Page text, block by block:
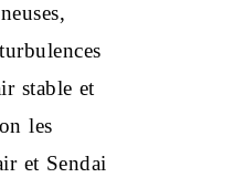
stable et
les
et Sendai